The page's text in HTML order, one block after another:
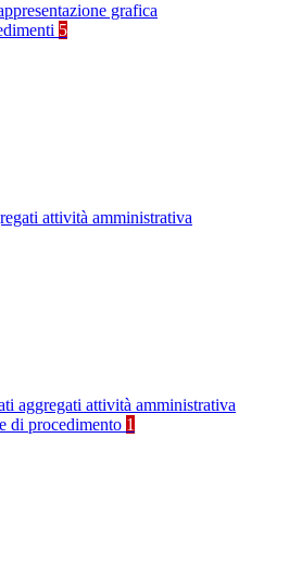
grafica
5
attività amministrativa
aggregati attività amministrativa
di procedimento 1